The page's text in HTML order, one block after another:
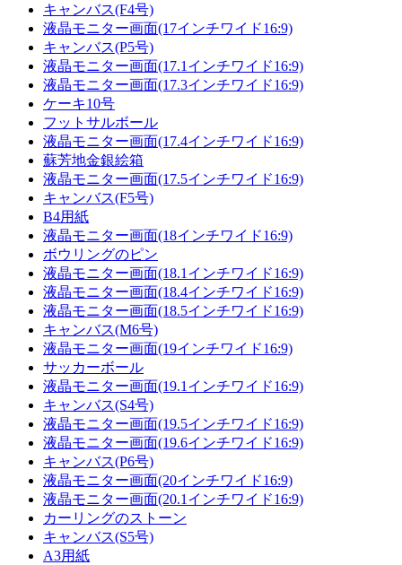
キャンバス(F4号)
液晶モニター画面(17インチワイド16:9)
キャンバス(P5号)
液晶モニター画面(17.1インチワイド16:9)
液晶モニター画面(17.3インチワイド16:9)
ケーキ10号
フットサルボール
液晶モニター画面(17.4インチワイド16:9)
蘇芳地金銀絵箱
液晶モニター画面(17.5インチワイド16:9)
キャンバス(F5号)
B4用紙
液晶モニター画面(18インチワイド16:9)
ボウリングのピン
液晶モニター画面(18.1インチワイド16:9)
液晶モニター画面(18.4インチワイド16:9)
液晶モニター画面(18.5インチワイド16:9)
キャンバス(M6号)
液晶モニター画面(19インチワイド16:9)
サッカーボール
液晶モニター画面(19.1インチワイド16:9)
キャンバス(S4号)
液晶モニター画面(19.5インチワイド16:9)
液晶モニター画面(19.6インチワイド16:9)
キャンバス(P6号)
液晶モニター画面(20インチワイド16:9)
液晶モニター画面(20.1インチワイド16:9)
カーリングのストーン
キャンバス(S5号)
A3用紙